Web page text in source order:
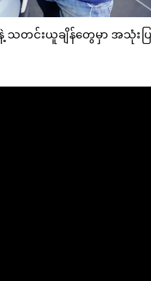
သတင်းယူချိန်တွေမှာ အသုံးပ